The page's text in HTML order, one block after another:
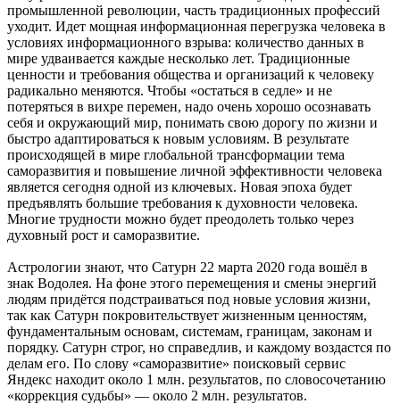
промышленной революции, часть традиционных профессий
уходит. Идет мощная информационная перегрузка человека в
условиях информационного взрыва: количество данных в
мире удваивается каждые несколько лет. Традиционные
ценности и требования общества и организаций к человеку
радикально меняются. Чтобы «остаться в седле» и не
потеряться в вихре перемен, надо очень хорошо осознавать
себя и окружающий мир, понимать свою дорогу по жизни и
быстро адаптироваться к новым условиям. В результате
происходящей в мире глобальной трансформации тема
саморазвития и повышение личной эффективности человека
является сегодня одной из ключевых. Новая эпоха будет
предъявлять большие требования к духовности человека.
Многие трудности можно будет преодолеть только через
духовный рост и саморазвитие.
Астрологии знают, что Сатурн 22 марта 2020 года вошёл в
знак Водолея. На фоне этого перемещения и смены энергий
людям придётся подстраиваться под новые условия жизни,
так как Сатурн покровительствует жизненным ценностям,
фундаментальным основам, системам, границам, законам и
порядку. Сатурн строг, но справедлив, и каждому воздастся по
делам его. По слову «саморазвитие» поисковый сервис
Яндекс находит около 1 млн. результатов, по словосочетанию
«коррекция судьбы» — около 2 млн. результатов.